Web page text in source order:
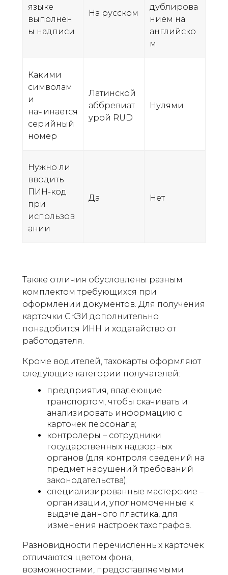
языке
выполнен
ы надписи
На русском
дублирова
нием на
английско
м
Какими
символам
и
начинается
серийный
номер
Латинской
аббревиат
урой RUD
Нулями
Нужно ли
вводить
ПИН-код
при
использов
ании
Да Нет
Также отличия обусловлены разным
комплектом требующихся при
оформлении документов. Для получения
карточки СКЗИ дополнительно
понадобится ИНН и ходатайство от
работодателя.
Кроме водителей, тахокарты оформляют
следующие категории получателей:
предприятия, владеющие
транспортом, чтобы скачивать и
анализировать информацию с
карточек персонала;
контролеры – сотрудники
государственных надзорных
органов (для контроля сведений на
предмет нарушений требований
законодательства);
специализированные мастерские –
организации, уполномоченные к
выдаче данного пластика, для
изменения настроек тахографов.
Разновидности перечисленных карточек
отличаются цветом фона,
возможностями, предоставляемыми